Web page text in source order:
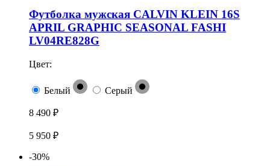
Футболка мужская CALVIN KLEIN 16S
APRIL GRAPHIC SEASONAL FASHI
LV04RE828G
Цвет:
Белый Серый
8 490 ₽
5 950 ₽
-30%